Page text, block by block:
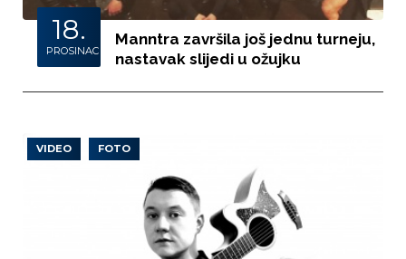
18.
PROSINAC
Manntra završila još jednu turneju,
nastavak slijedi u ožujku
VIDEO FOTO